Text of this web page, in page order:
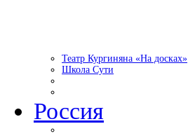
Театр Кургиняна «На досках»
Школа Сути
Россия